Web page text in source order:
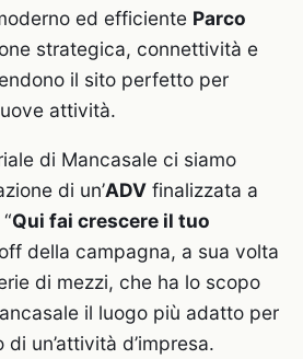
ed efficiente Parco
strategica, connettività e
il sito perfetto per
attività.
di Mancasale ci siamo
di un’ADV finalizzata a
Qui fai crescere il tuo
della campagna, a sua volta
di mezzi, che ha lo scopo
il luogo più adatto per
un’attività d’impresa.